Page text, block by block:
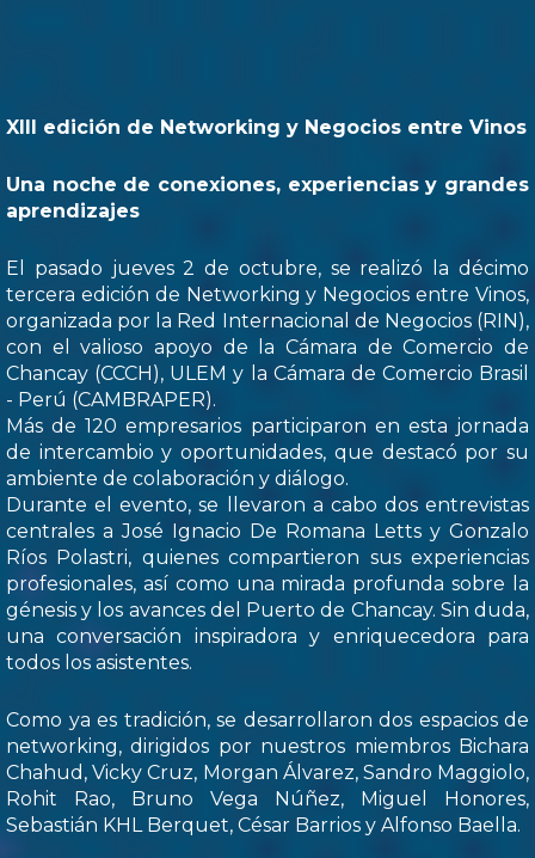
XIII edición de Networking y Negocios entre Vinos
Una noche de conexiones, experiencias y grandes
aprendizajes
El pasado jueves 2 de octubre, se realizó la décimo
tercera edición de Networking y Negocios entre Vinos,
organizada por la Red Internacional de Negocios (RIN),
con el valioso apoyo de la Cámara de Comercio de
Chancay (CCCH), ULEM y la Cámara de Comercio Brasil
- Perú (CAMBRAPER).
Más de 120 empresarios participaron en esta jornada
de intercambio y oportunidades, que destacó por su
ambiente de colaboración y diálogo.
Durante el evento, se llevaron a cabo dos entrevistas
centrales a José Ignacio De Romana Letts y Gonzalo
Ríos Polastri, quienes compartieron sus experiencias
profesionales, así como una mirada profunda sobre la
génesis y los avances del Puerto de Chancay. Sin duda,
una conversación inspiradora y enriquecedora para
todos los asistentes.
Como ya es tradición, se desarrollaron dos espacios de
networking, dirigidos por nuestros miembros Bichara
Chahud, Vicky Cruz, Morgan Álvarez, Sandro Maggiolo,
Rohit Rao, Bruno Vega Núñez, Miguel Honores,
Sebastián KHL Berquet, César Barrios y Alfonso Baella.